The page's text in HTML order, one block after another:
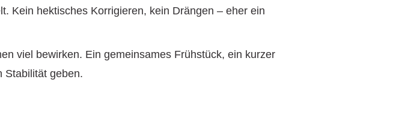
Kein hektisches Korrigieren, kein Drängen – eher ein
viel bewirken. Ein gemeinsames Frühstück, ein kurzer
Stabilität geben.